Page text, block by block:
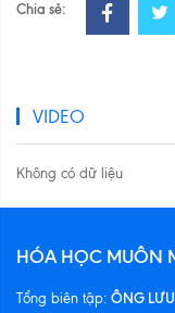
Chia sẻ:
VIDEO
Không có dữ liệu
HÓA HỌC MUÔN
Tổng biên tập: ÔNG